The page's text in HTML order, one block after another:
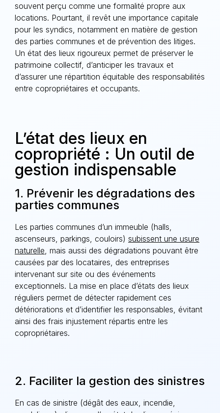
souvent perçu comme une formalité propre aux
locations. Pourtant, il revêt une importance capitale
pour les syndics, notamment en matière de gestion
des parties communes et de prévention des litiges.
Un état des lieux rigoureux permet de préserver le
patrimoine collectif, d’anticiper les travaux et
d’assurer une répartition équitable des responsabilités
entre copropriétaires et occupants.
L’état des lieux en
copropriété : Un outil de
gestion indispensable
1. Prévenir les dégradations des
parties communes
Les parties communes d’un immeuble (halls,
ascenseurs, parkings, couloirs) subissent une usure
naturelle, mais aussi des dégradations pouvant être
causées par des locataires, des entreprises
intervenant sur site ou des événements
exceptionnels. La mise en place d’états des lieux
réguliers permet de détecter rapidement ces
détériorations et d’identifier les responsables, évitant
ainsi des frais injustement répartis entre les
copropriétaires.
2. Faciliter la gestion des sinistres
En cas de sinistre (dégât des eaux, incendie,